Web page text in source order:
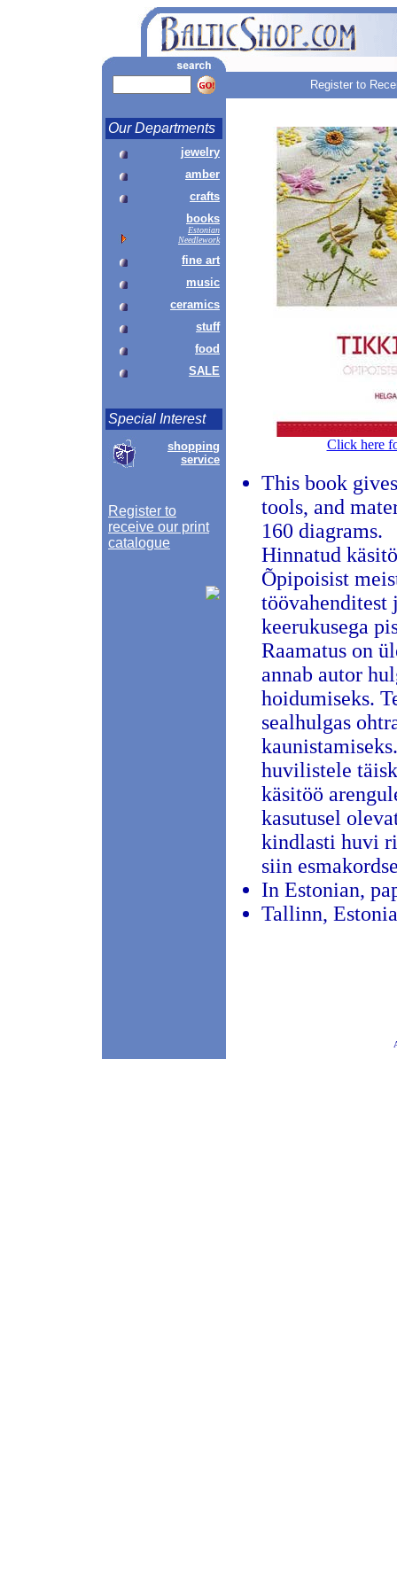
Register to
Our Departments
jewelry
amber
crafts
books
Estonian
Needlework
fine art
music
ceramics
stuff
food
SALE
Special Interest
shopping
service
Register to
receive our print
catalogue
Click here
This book
tools, and
160 diagrams.
Hinnatud
Õpipoisist
töövahenditest
keerukusega
Raamatus on
annab autor
hoidumiseks.
sealhulgas
huvilistele
käsitöö
kasutusel
kindlasti huvi
siin
In Estonian,
Tallinn, Estonia